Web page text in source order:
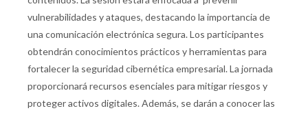
vulnerabilidades y ataques, destacando la importancia de
una comunicación electrónica segura. Los participantes
obtendrán conocimientos prácticos y herramientas para
fortalecer la seguridad cibernética empresarial. La jornada
proporcionará recursos esenciales para mitigar riesgos y
proteger activos digitales. Además, se darán a conocer las